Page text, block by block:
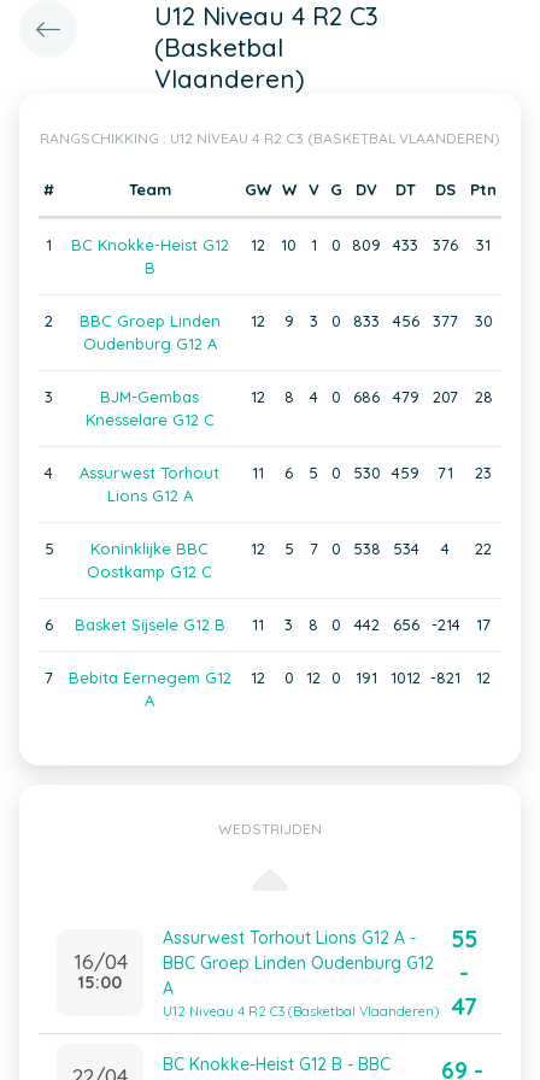
U12 Niveau 4 R2 C3
(Basketbal
Vlaanderen)
RANGSCHIKKING : U12 NIVEAU 4 R2 C3 (BASKETBAL VLAANDEREN)
# Team GW W V G DV DT DS Ptn
1
BC Knokke-Heist G12
B
12 10 1 0 809 433 376 31
2
BBC Groep Linden
Oudenburg G12 A
12 9 3 0 833 456 377 30
3
BJM-Gembas
Knesselare G12 C
12 8 4 0 686 479 207 28
4
Assurwest Torhout
Lions G12 A
11 6 5 0 530 459 71 23
5
Koninklijke BBC
Oostkamp G12 C
12 5 7 0 538 534 4 22
6 Basket Sijsele G12 B 11 3 8 0 442 656 -214 17
7
Bebita Eernegem G12
A
12 0 12 0 191 1012 -821 12
WEDSTRIJDEN
16/04
15:00
Assurwest Torhout Lions G12 A -
BBC Groep Linden Oudenburg G12
A
U12 Niveau 4 R2 C3 (Basketbal Vlaanderen)
55
-
47
22/04
BC Knokke-Heist G12 B - BBC
69 -